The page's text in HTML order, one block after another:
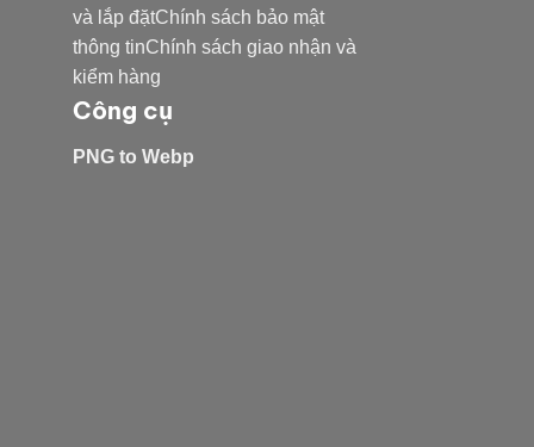
và lắp đặtChính sách bảo mật
thông tinChính sách giao nhận và
kiểm hàng
Công cụ
PNG to Webp